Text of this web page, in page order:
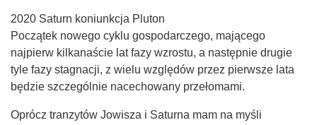
2020 Saturn koniunkcja Pluton
Początek nowego cyklu gospodarczego, mającego
najpierw kilkanaście lat fazy wzrostu, a następnie drugie
tyle fazy stagnacji, z wielu względów przez pierwsze lata
będzie szczególnie nacechowany przełomami.
Oprócz tranzytów Jowisza i Saturna mam na myśli